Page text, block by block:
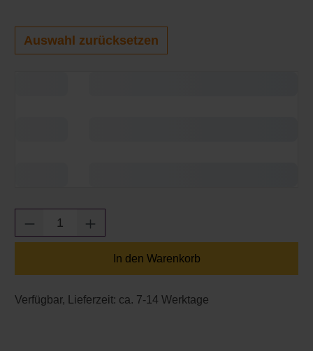
Auswahl zurücksetzen
Produkt Anzahl: Gib den gewünschten
In den Warenkorb
Verfügbar, Lieferzeit: ca. 7-14 Werktage